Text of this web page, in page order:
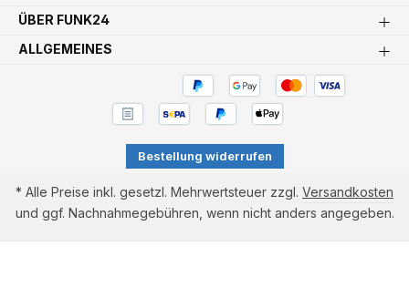
ÜBER FUNK24
ALLGEMEINES
Bestellung widerrufen
* Alle Preise inkl. gesetzl. Mehrwertsteuer zzgl. Versandkosten
und ggf. Nachnahmegebühren, wenn nicht anders angegeben.